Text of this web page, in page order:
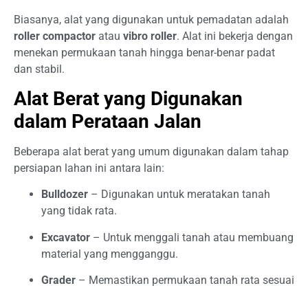
Biasanya, alat yang digunakan untuk pemadatan adalah
roller compactor atau vibro roller. Alat ini bekerja dengan
menekan permukaan tanah hingga benar-benar padat
dan stabil.
Alat Berat yang Digunakan
dalam Perataan Jalan
Beberapa alat berat yang umum digunakan dalam tahap
persiapan lahan ini antara lain:
Bulldozer – Digunakan untuk meratakan tanah
yang tidak rata.
Excavator – Untuk menggali tanah atau membuang
material yang mengganggu.
Grader – Memastikan permukaan tanah rata sesuai